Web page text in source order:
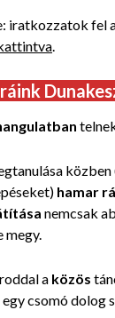
iratkozzatok fel
.
hamar
nemcsak
megy.
a közös
egy csomó dolog